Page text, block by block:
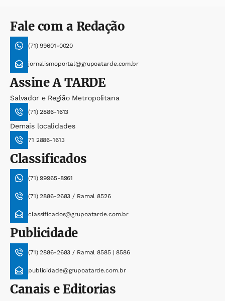
Fale com a Redação
(71) 99601-0020
jornalismoportal@grupoatarde.com.br
AssineA TARDE
Salvador e Região Metropolitana
(71) 2886-1613
Demais localidades
71 2886-1613
Classificados
(71) 99965-8961
(71) 2886-2683 / Ramal 8526
classificados@grupoatarde.com.br
Publicidade
(71) 2886-2683 / Ramal 8585 | 8586
publicidade@grupoatarde.com.br
Canais e Editorias